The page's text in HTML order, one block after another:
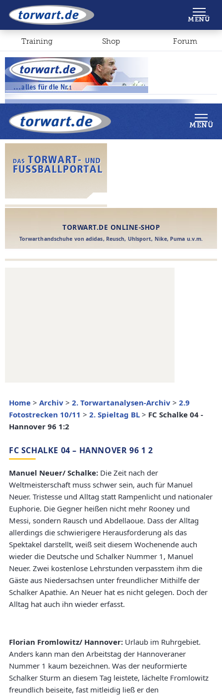
Shop Forum
MENÜ
Home > Archiv > 2. Torwartanalysen-Archiv > 2.9
Fotostrecken 10/11 > 2. Spieltag BL > FC Schalke 04 -
Hannover 96 1:2
FC SCHALKE 04 – HANNOVER 96 1 2
Manuel Neuer/ Schalke: Die Zeit nach der
Weltmeisterschaft muss schwer sein, auch für Manuel
Neuer. Tristesse und Alltag statt Rampenlicht und nationaler
Euphorie. Die Gegner heißen nicht mehr Rooney und
Messi, sondern Rausch und Abdellaoue. Dass der Alltag
allerdings die schwierigere Herausforderung als das
Spektakel darstellt, weiß seit diesem Wochenende auch
wieder die Deutsche und Schalker Nummer 1, Manuel
Neuer. Zwei kostenlose Lehrstunden verpasstem ihm die
Gäste aus Niedersachsen unter freundlicher Mithilfe der
Schalker Apathie. An Neuer hat es nicht gelegen. Doch der
Alltag hat auch ihn wieder erfasst.
Florian Fromlowitz/ Hannover: Urlaub im Ruhrgebiet.
Anders kann man den Arbeitstag der Hannoveraner
Nummer 1 kaum bezeichnen. Was der neuformierte
Schalker Sturm an diesem Tag leistete, lächelte Fromlowitz
freundlich beiseite, fast mitleidig ließ er den